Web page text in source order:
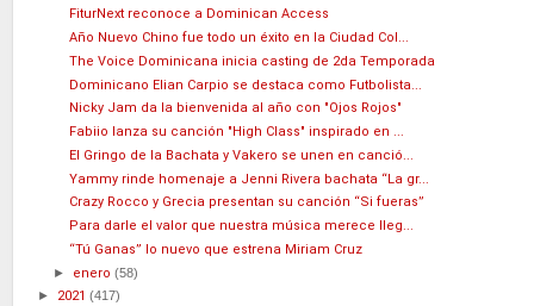
FiturNext reconoce a Dominican Access
Año Nuevo Chino fue todo un éxito en la Ciudad Col...
The Voice Dominicana inicia casting de 2da Temporada
Dominicano Elian Carpio se destaca como Futbolista...
Nicky Jam da la bienvenida al año con "Ojos Rojos"
Fabiio lanza su canción "High Class" inspirado en ...
El Gringo de la Bachata y Vakero se unen en canció...
Yammy rinde homenaje a Jenni Rivera bachata “La gr...
Crazy Rocco y Grecia presentan su canción “Si fueras”
Para darle el valor que nuestra música merece lleg...
“Tú Ganas” lo nuevo que estrena Miriam Cruz
► enero(58)
► 2021 (417)